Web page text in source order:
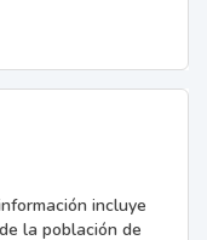
incluye
la población de